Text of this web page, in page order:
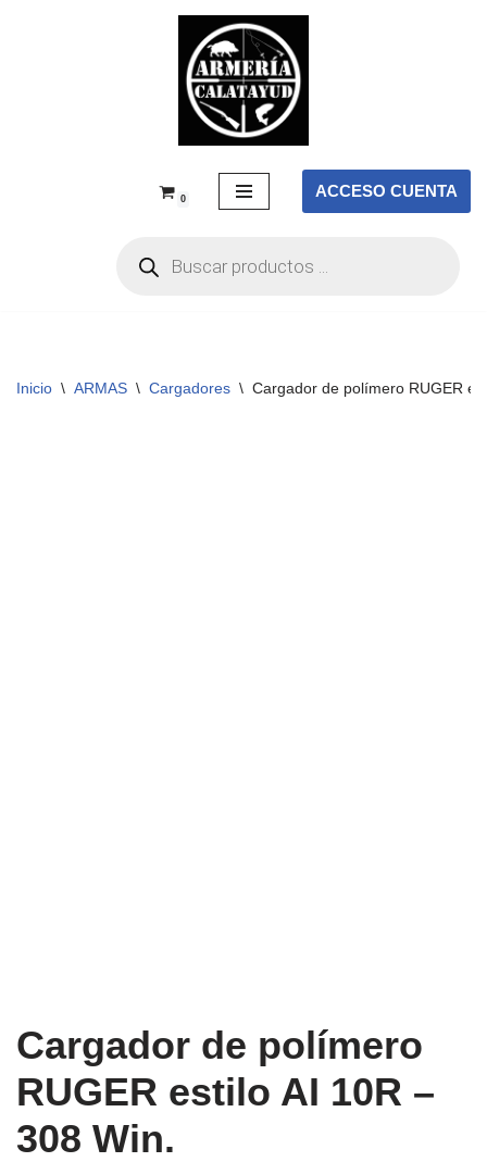
0 ACCESO CUENTA
Inicio \ ARMAS \ Cargadores \ Cargador de polímero RUGER
Cargador de polímero
RUGER estilo AI 10R –
308 Win.